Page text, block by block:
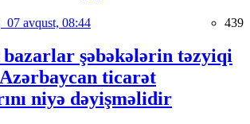
07 avqust, 08:44 439
şəbəkələrin təzyiqi
ticarət
niyə dəyişməlidir